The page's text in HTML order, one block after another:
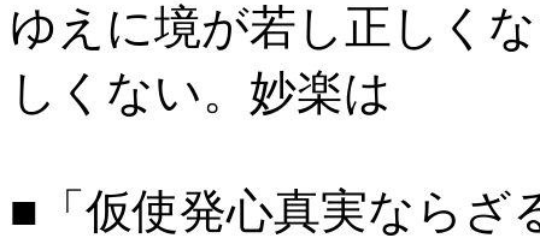
ゆえに境が若し正しく
しくない。妙楽は
■「仮使発心真実ならざ